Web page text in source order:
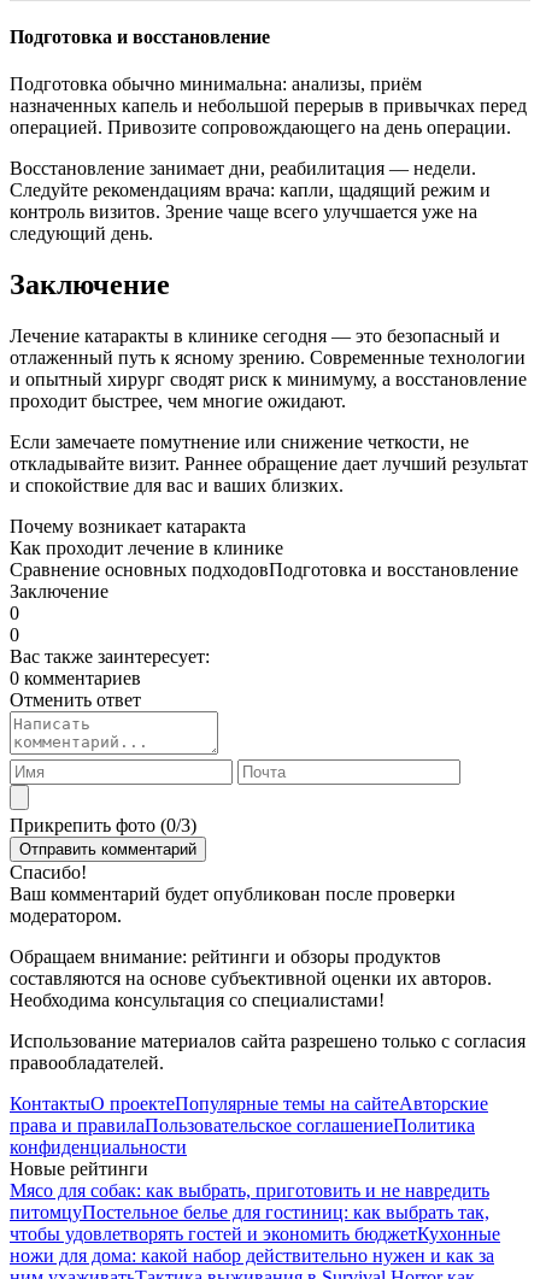
Подготовка и восстановление
Подготовка обычно минимальна: анализы, приём
назначенных капель и небольшой перерыв в привычках перед
операцией. Привозите сопровождающего на день операции.
Восстановление занимает дни, реабилитация — недели.
Следуйте рекомендациям врача: капли, щадящий режим и
контроль визитов. Зрение чаще всего улучшается уже на
следующий день.
Заключение
Лечение катаракты в клинике сегодня — это безопасный и
отлаженный путь к ясному зрению. Современные технологии
и опытный хирург сводят риск к минимуму, а восстановление
проходит быстрее, чем многие ожидают.
Если замечаете помутнение или снижение четкости, не
откладывайте визит. Раннее обращение дает лучший результат
и спокойствие для вас и ваших близких.
Почему возникает катаракта
Как проходит лечение в клинике
Сравнение основных подходовПодготовка и восстановление
Заключение
0
0
Вас также заинтересует:
0 комментариев
Отменить ответ
Прикрепить фото (0/3)
Спасибо!
Ваш комментарий будет опубликован после проверки
модератором.
Обращаем внимание: рейтинги и обзоры продуктов
составляются на основе субъективной оценки их авторов.
Необходима консультация со специалистами!
Использование материалов сайта разрешено только с согласия
правообладателей.
КонтактыО проектеПопулярные темы на сайтеАвторские
права и правилаПользовательское соглашениеПолитика
конфиденциальности
Новые рейтинги
Мясо для собак: как выбрать, приготовить и не навредить
питомцуПостельное белье для гостиниц: как выбрать так,
чтобы удовлетворять гостей и экономить бюджетКухонные
ножи для дома: какой набор действительно нужен и как за